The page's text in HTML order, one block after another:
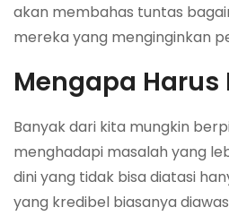
akan membahas tuntas
mereka yang menginginkan
Mengapa
Banyak dari kita mungkin
menghadapi masalah yang
dini yang tidak bisa diatasi
yang kredibel biasanya